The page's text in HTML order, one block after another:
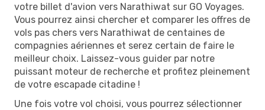
votre billet d'avion vers Narathiwat sur GO Voyages.
Vous pourrez ainsi chercher et comparer les offres de
vols pas chers vers Narathiwat de centaines de
compagnies aériennes et serez certain de faire le
meilleur choix. Laissez-vous guider par notre
puissant moteur de recherche et profitez pleinement
de votre escapade citadine !
Une fois votre vol choisi, vous pourrez sélectionner